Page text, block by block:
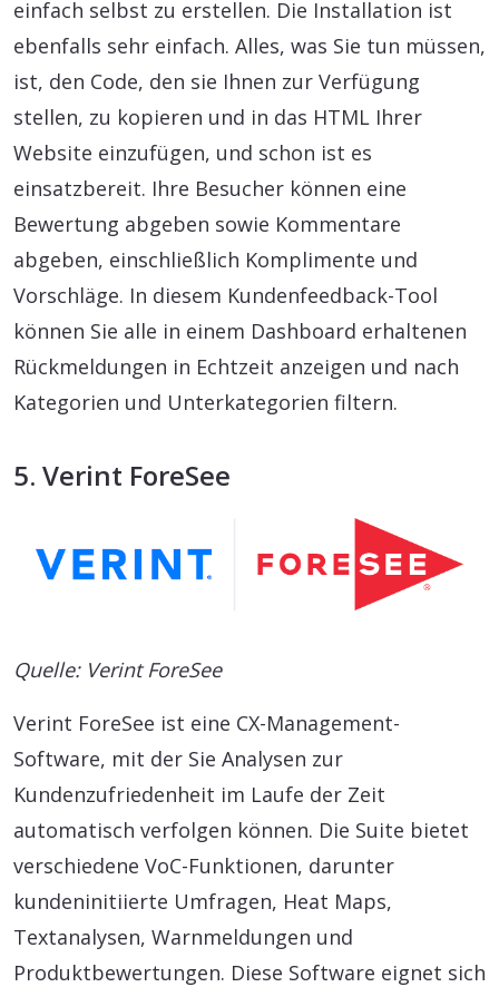
einfach selbst zu erstellen. Die Installation ist
ebenfalls sehr einfach. Alles, was Sie tun müssen,
ist, den Code, den sie Ihnen zur Verfügung
stellen, zu kopieren und in das HTML Ihrer
Website einzufügen, und schon ist es
einsatzbereit. Ihre Besucher können eine
Bewertung abgeben sowie Kommentare
abgeben, einschließlich Komplimente und
Vorschläge. In diesem Kundenfeedback-Tool
können Sie alle in einem Dashboard erhaltenen
Rückmeldungen in Echtzeit anzeigen und nach
Kategorien und Unterkategorien filtern.
5. Verint ForeSee
Quelle: Verint ForeSee
Verint ForeSee ist eine CX-Management-
Software, mit der Sie Analysen zur
Kundenzufriedenheit im Laufe der Zeit
automatisch verfolgen können. Die Suite bietet
verschiedene VoC-Funktionen, darunter
kundeninitiierte Umfragen, Heat Maps,
Textanalysen, Warnmeldungen und
Produktbewertungen. Diese Software eignet sich